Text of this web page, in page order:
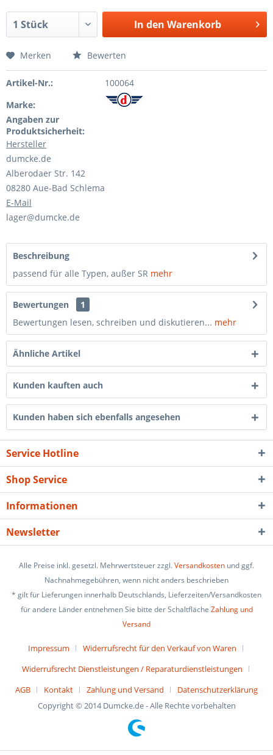
In den Warenkorb
Merken Bewerten
Artikel-Nr.:
100064
Marke:
Angaben zur
Produktsicherheit:
Hersteller
dumcke.de
Alberodaer Str. 142
08280 Aue-Bad Schlema
E-Mail
lager@dumcke.de
Beschreibung
passend für alle Typen, außer SR mehr
Bewertungen
1
Bewertungen lesen, schreiben und diskutieren... mehr
Ähnliche Artikel
Kunden kauften auch
Kunden haben sich ebenfalls angesehen
Service Hotline
Shop Service
Informationen
Newsletter
Alle Preise inkl. gesetzl. Mehrwertsteuer zzgl.Versandkosten und ggf.
Nachnahmegebühren, wenn nicht anders beschrieben
* gilt für Lieferungen innerhalb Deutschlands, Lieferzeiten/Versandkosten
für andere Länder entnehmen Sie bitte der Schaltfläche Zahlung und
Versand
Impressum
Widerrufsrecht für den Verkauf von Waren
Widerrufsrecht Dienstleistungen / Reparaturdienstleistungen
AGB
Kontakt Zahlung und Versand
Datenschutzerklärung
Copyright © 2014 Dumcke.de - Alle Rechte vorbehalten